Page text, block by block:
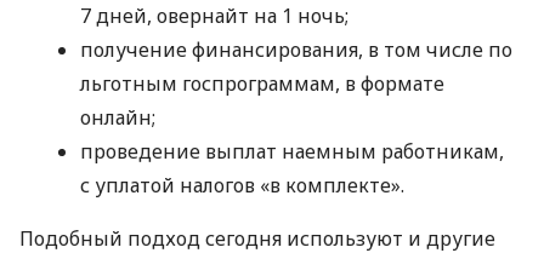
7 дней, овернайт на 1 ночь;
получение финансирования, в том числе по
льготным госпрограммам, в формате
онлайн;
проведение выплат наемным работникам,
с уплатой налогов «в комплекте».
Подобный подход сегодня используют и другие